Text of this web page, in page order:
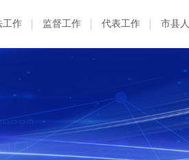
工作 监督工作 代表工作 市县